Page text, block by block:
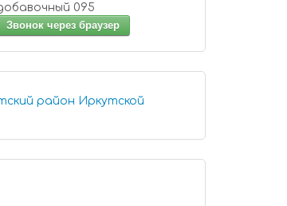
095
Звонок через браузер
район Иркутской